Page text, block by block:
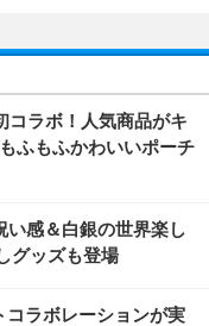
ラボ！人気商品がキ
ふもふかわいいポーチ
い感＆白銀の世界楽し
グッズも登場
コラボレーションが実